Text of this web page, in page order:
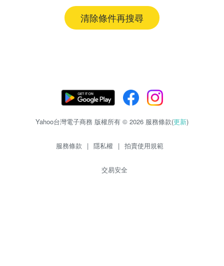
清除條件再搜尋
Yahoo台灣電子商務 版權所有 © 2026 服務條款(更新)
服務條款 | 隱私權 | 拍賣使用規範
交易安全